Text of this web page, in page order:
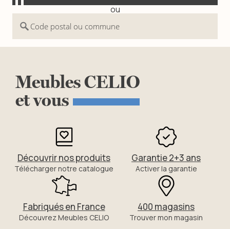
Géolocalisez moi
ou
Code postal ou commune
MeublesCELIO
etvous
Découvrir nos produits
Télécharger notre catalogue
Garantie 2+3 ans
Activer la garantie
Fabriqués en France
Découvrez Meubles CELIO
400 magasins
Trouver mon magasin